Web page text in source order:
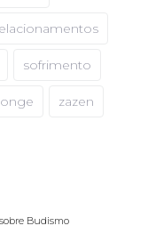
sofrimento
zazen
Budismo